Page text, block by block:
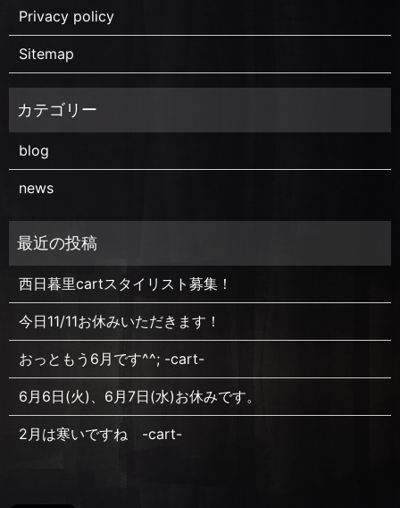
Privacy policy
Sitemap
blog
news
西日暮里cartスタイリスト募集！
今日11/11お休みいただきます！
おっともう6月です^^; -cart-
6月6日(火)、6月7日(水)お休みです。
2月は寒いですね -cart-